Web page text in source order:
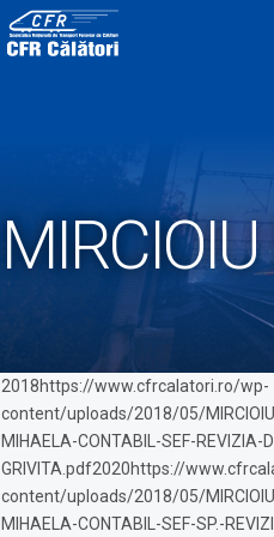
2018https://www.cfrcalatori.ro/wp-
content/uploads/2018/05/
MIHAELA-CONTABIL-SEF-REVIZIA-
GRIVITA.pdf2020https://
content/uploads/2018/05/
MIHAELA-CONTABIL-SEF-SP.-